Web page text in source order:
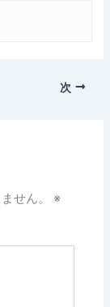
次
せん。
※